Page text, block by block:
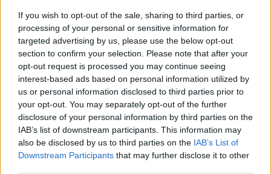
If you wish to opt-out of the sale, sharing to third parties, or
processing of your personal or sensitive information for
targeted advertising by us, please use the below opt-out
section to confirm your selection. Please note that after your
opt-out request is processed you may continue seeing
interest-based ads based on personal information utilized by
us or personal information disclosed to third parties prior to
your opt-out. You may separately opt-out of the further
disclosure of your personal information by third parties on the
IAB’s list of downstream participants. This information may
also be disclosed by us to third parties on the IAB’s List of
Downstream Participants that may further disclose it to other